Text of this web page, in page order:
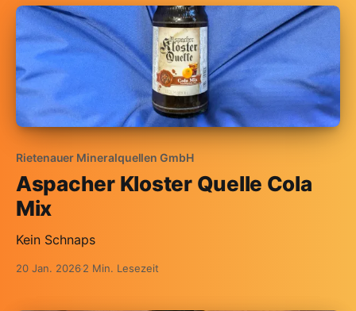
Rietenauer Mineralquellen GmbH
Aspacher Kloster Quelle Cola
Mix
Kein Schnaps
20 Jan. 20262 Min. Lesezeit